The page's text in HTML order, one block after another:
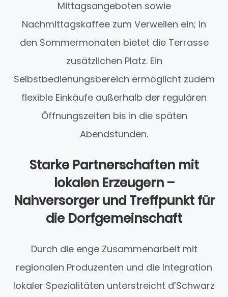
Mittagsangeboten sowie
Nachmittagskaffee zum Verweilen ein; in
den Sommermonaten bietet die Terrasse
zusätzlichen Platz. Ein
Selbstbedienungsbereich ermöglicht zudem
flexible Einkäufe außerhalb der regulären
Öffnungszeiten bis in die späten
Abendstunden.
Starke Partnerschaften mit
lokalen Erzeugern –
Nahversorger und Treffpunkt für
die Dorfgemeinschaft
Durch die enge Zusammenarbeit mit
regionalen Produzenten und die Integration
lokaler Spezialitäten unterstreicht d’Schwarz